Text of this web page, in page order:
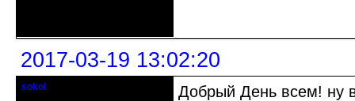
2017-03-19 13:02:20
sokol
Добрый День всем! ну